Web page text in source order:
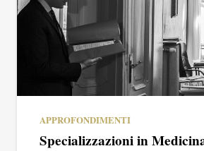
APPROFONDIMENTI
Specializzazioni in